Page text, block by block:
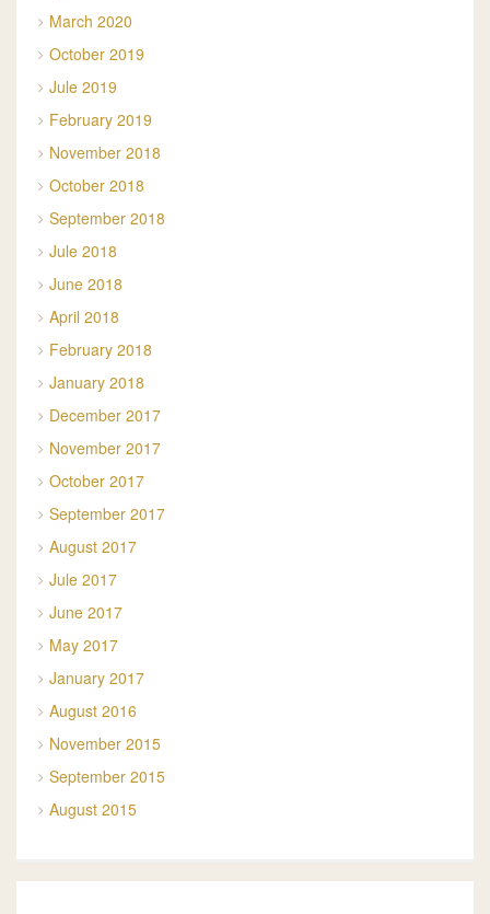
March 2020
October 2019
Jule 2019
February 2019
November 2018
October 2018
September 2018
Jule 2018
June 2018
April 2018
February 2018
January 2018
December 2017
November 2017
October 2017
September 2017
August 2017
Jule 2017
June 2017
May 2017
January 2017
August 2016
November 2015
September 2015
August 2015